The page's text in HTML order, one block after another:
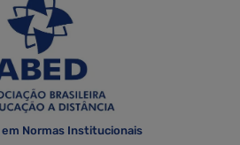
em Normas Institucionais